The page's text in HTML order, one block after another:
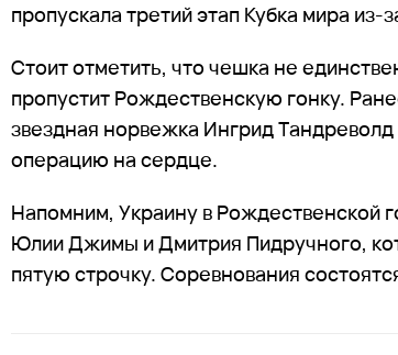
пропускала третий этап Кубка мира
Стоит отметить, что чешка не
пропустит Рождественскую гонку.
звездная норвежка Ингрид
операцию на сердце.
Напомним, Украину в Рождественской
Юлии Джимы и Дмитрия Пидручного,
пятую строчку. Соревнования